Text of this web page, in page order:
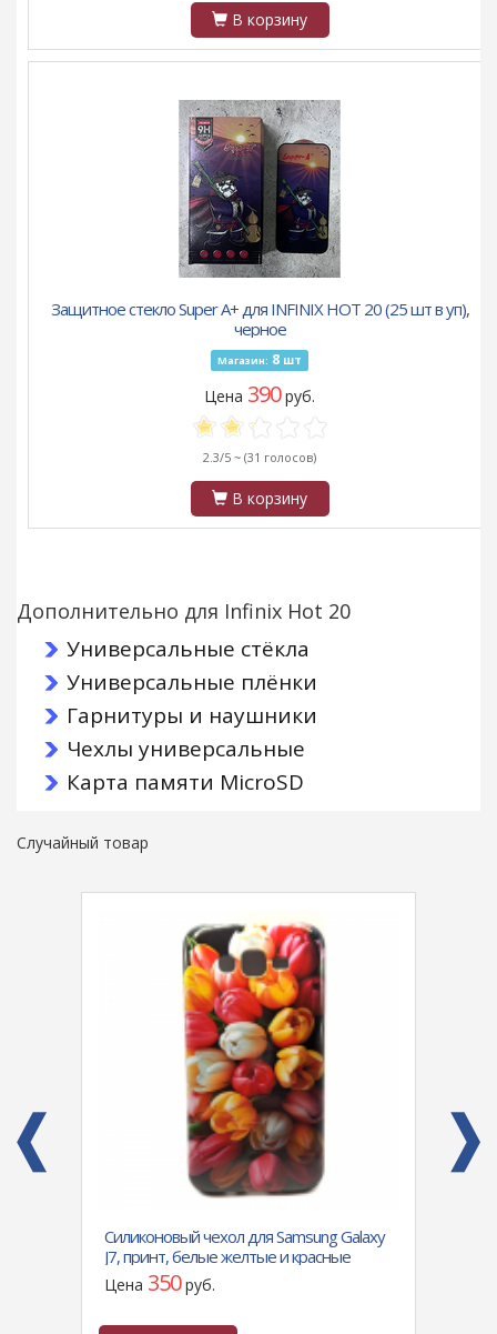
В корзину
Защитное стекло Super A+ для INFINIX HOT 20 (25 шт в уп),
черное
Магазин: 8 шт
Цена 390руб.
2.3/5 ~ (31 голосов)
В корзину
Дополнительно для Infinix Hot 20
Универсальные стёкла
Универсальные плёнки
Гарнитуры и наушники
Чехлы универсальные
Карта памяти MicroSD
Случайный товар
Силиконовый чехол для Samsung Galaxy
J7, принт, белые желтые и красные
тюльпаны
Цена 350руб.